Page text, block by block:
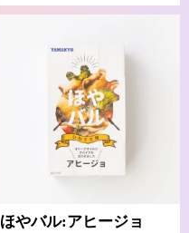
ほやバル:アヒージョ